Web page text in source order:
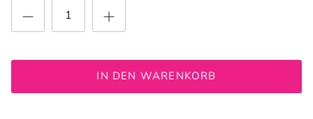
IN DEN WARENKORB